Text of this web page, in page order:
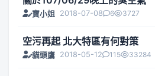
寶小姐 2018-07-08 6 3727
空污再起 北大特區有何對策
貓頭鷹 2018-05-12 115 33284